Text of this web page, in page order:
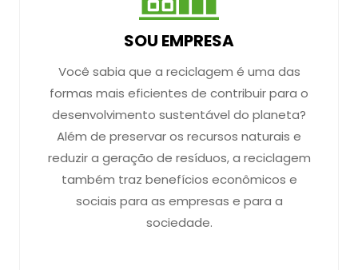
SOU EMPRESA
Você sabia que a reciclagem é uma das
formas mais eficientes de contribuir para o
desenvolvimento sustentável do planeta?
Além de preservar os recursos naturais e
reduzir a geração de resíduos, a reciclagem
também traz benefícios econômicos e
sociais para as empresas e para a
sociedade.